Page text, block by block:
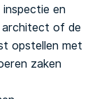
en
of de
opstellen met
zaken